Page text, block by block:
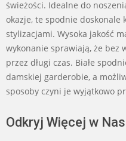
świeżości. Idealne do
okazje, te spodnie doskonale
stylizacjami. Wysoka jakość
wykonanie sprawiają, że bez
przez długi czas. Białe
damskiej garderobie, a
sposoby czyni je wyjątkowo
Odkryj Więcej w